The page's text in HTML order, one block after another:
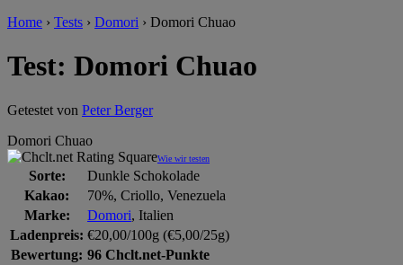
Home › Tests › Domori › Domori Chuao
Test: Domori Chuao
Getestet von Peter Berger
Domori Chuao
Wie wir testen
Sorte:
Dunkle Schokolade
Kakao:
70%, Criollo, Venezuela
Marke:
Domori, Italien
Ladenpreis: €20,00/100g (€5,00/25g)
Bewertung: 96 Chclt.net-Punkte